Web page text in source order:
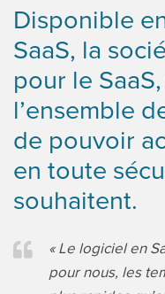
Disponible
SaaS, la
pour le
l’ensemble
de pouvoir
en toute
souhaitent.
« Le logiciel en
pour nous, les